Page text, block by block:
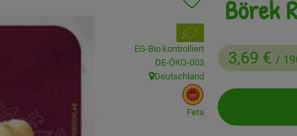
Börek
3,69 € /
, Verband:
EG-Bio kontrolliert
, Kontrollstelle:
DE-ÖKO-003
, Herkunft:
Deutschland
, EU Herkunft:
Feta